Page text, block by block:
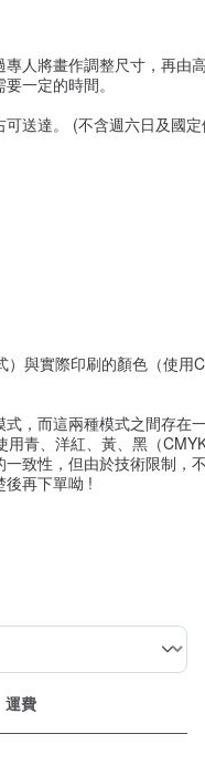
人將畫作調整尺寸，再由
一定的時間。
送達。 (不含週六日及國
與實際印刷的顏色（使用
，而這兩種模式之間存在
青、洋紅、黃、黑（
致性，但由於技術限制，
後再下單呦 !
運費